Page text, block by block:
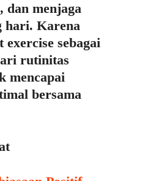
dan menjaga
hari. Karena
sebagai
rutinitas
mencapai
bersama